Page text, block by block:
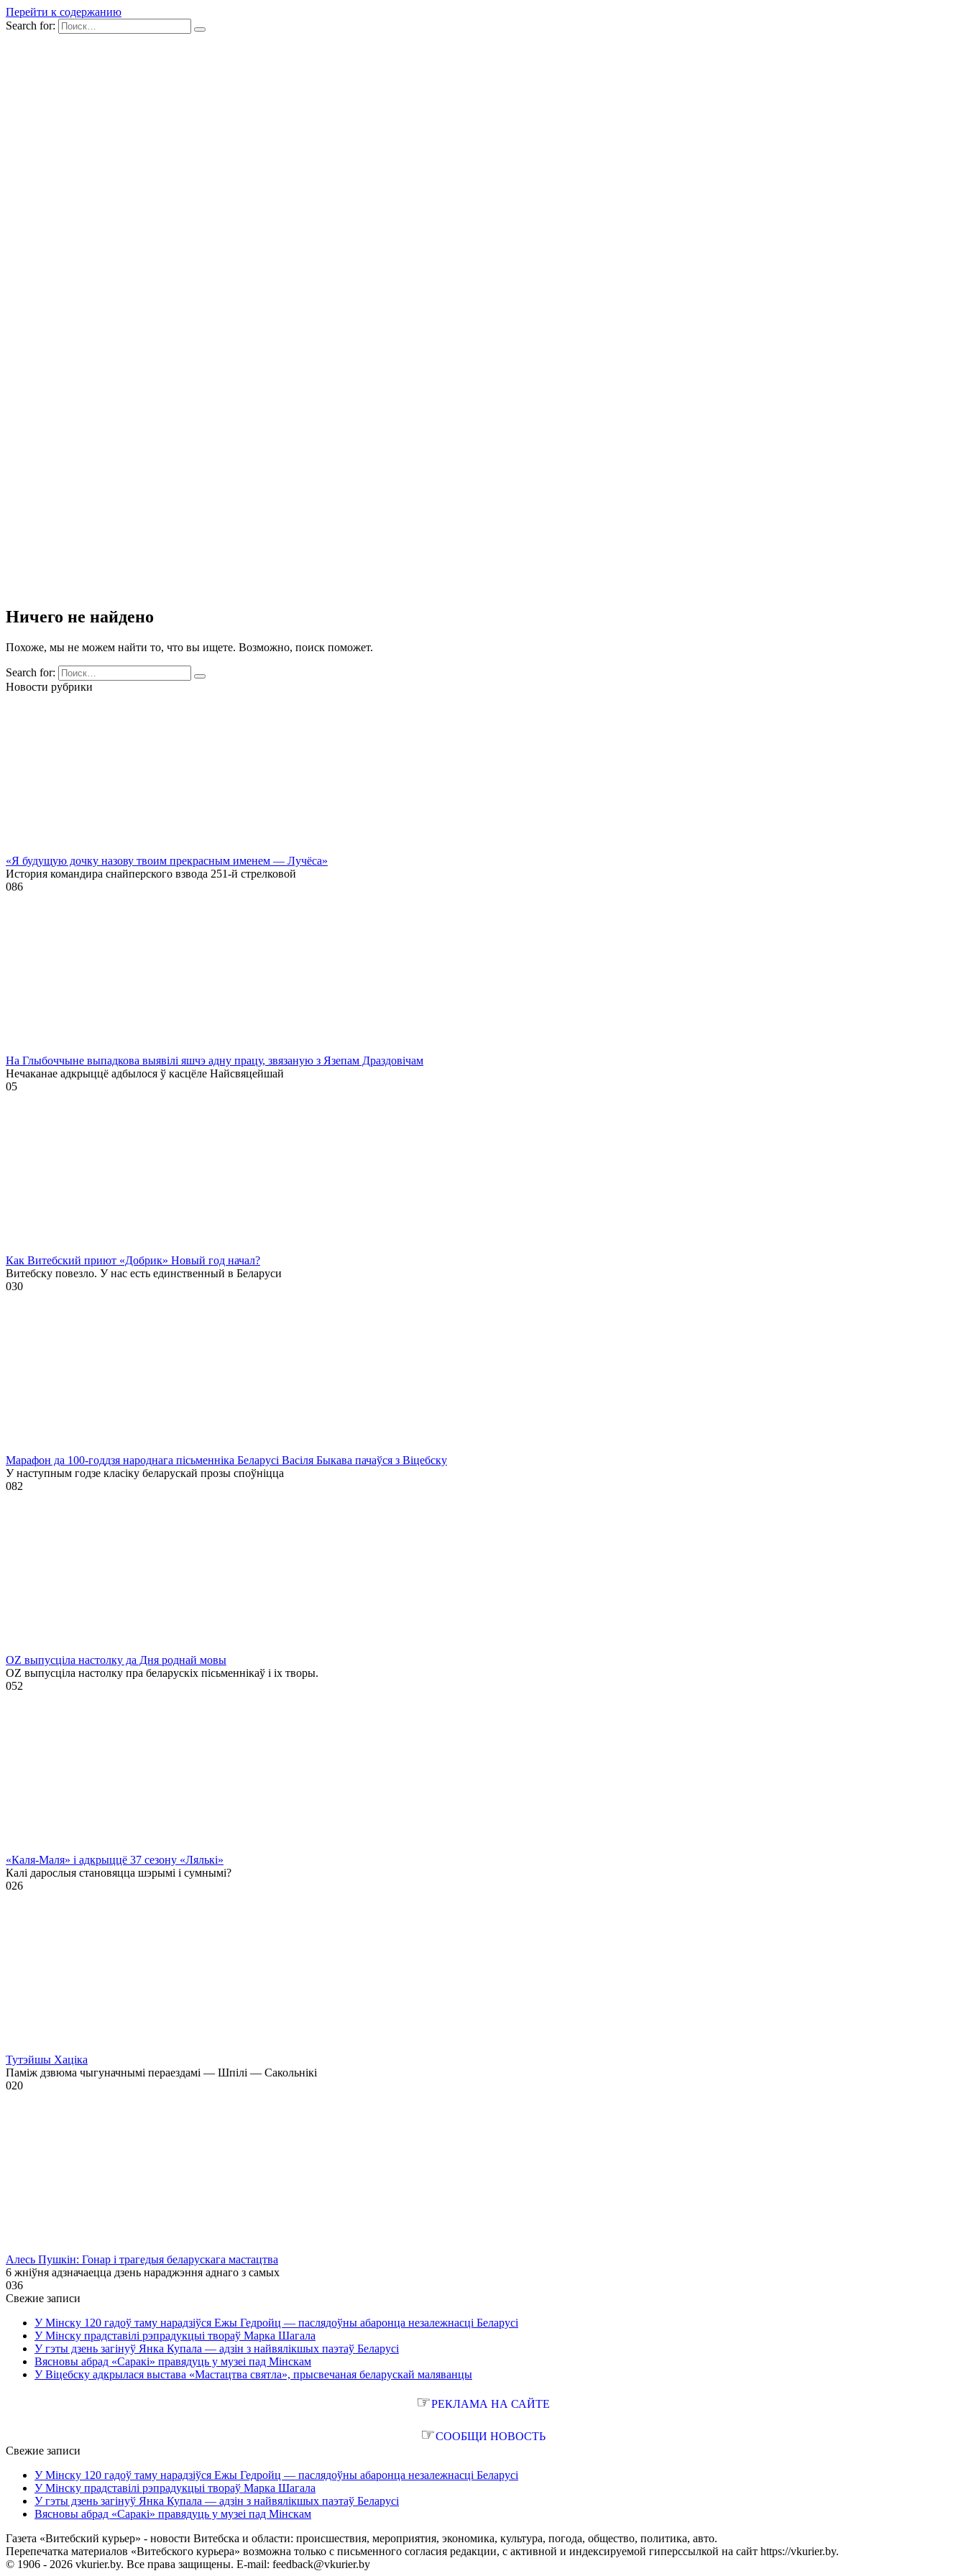
Перейти к содержанию
Search for:
Ничего не найдено
Похоже, мы не можем найти то, что вы ищете. Возможно, поиск поможет.
Search for:
Новости рубрики
«Я будущую дочку назову твоим прекрасным именем — Лучёса»
История командира снайперского взвода 251-й стрелковой
086
На Глыбоччыне выпадкова выявілі яшчэ адну працу, звязаную з Язепам Драздовічам
Нечаканае адкрыццё адбылося ў касцёле Найсвяцейшай
05
Как Витебский приют «Добрик» Новый год начал?
Витебску повезло. У нас есть единственный в Беларуси
030
Марафон да 100-годдзя народнага пісьменніка Беларусі Васіля Быкава пачаўся з Віцебску
У наступным годзе класіку беларускай прозы споўніцца
082
OZ выпусціла настолку да Дня роднай мовы
OZ выпусціла настолку пра беларускіх пісьменнікаў і іх творы.
052
«Каля-Маля» і адкрыццё 37 сезону «Лялькі»
Калі дарослыя становяцца шэрымі і сумнымі?
026
Тутэйшы Хаціка
Паміж дзвюма чыгуначнымі пераездамі — Шпілі — Сакольнікі
020
Алесь Пушкін: Гонар і трагедыя беларускага мастацтва
6 жніўня адзначаецца дзень нараджэння аднаго з самых
036
Свежие записи
У Мінску 120 гадоў таму нарадзіўся Ежы Гедройц — паслядоўны абаронца незалежнасці Беларусі
У Мінску прадставілі рэпрадукцыі твораў Марка Шагала
У гэты дзень загінуў Янка Купала — адзін з найвялікшых паэтаў Беларусі
Вясновы абрад «Саракі» правядуць у музеі пад Мінскам
У Віцебску адкрылася выстава «Мастацтва святла», прысвечаная беларускай маляванцы
☞РЕКЛАМА НА САЙТЕ
☞СООБЩИ НОВОСТЬ
Свежие записи
У Мінску 120 гадоў таму нарадзіўся Ежы Гедройц — паслядоўны абаронца незалежнасці Беларусі
У Мінску прадставілі рэпрадукцыі твораў Марка Шагала
У гэты дзень загінуў Янка Купала — адзін з найвялікшых паэтаў Беларусі
Вясновы абрад «Саракі» правядуць у музеі пад Мінскам
Газета «Витебский курьер» - новости Витебска и области: происшествия, мероприятия, экономика, культура, погода, общество, политика, авто.
Перепечатка материалов «Витебского курьера» возможна только с письменного согласия редакции, с активной и индексируемой гиперссылкой на сайт https://vkurier.by.
© 1906 - 2026 vkurier.by. Все права защищены. E-mail: feedback@vkurier.by